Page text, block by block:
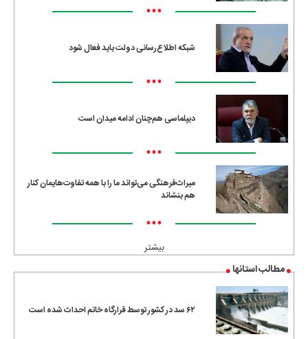
•••
شبکه اطلاع‌رسانی دولت باید فعال شود
•••
دیپلماسی هم‌چنان ادامه میدان است
•••
میراث‌فرهنگی می‌تواند ما را با همه تفاوت‌هایمان کنار
هم بنشاند
•••
بیشتر
مطالب استانها
۶۲ سد در کشور توسط قرارگاه خاتم احداث شده است